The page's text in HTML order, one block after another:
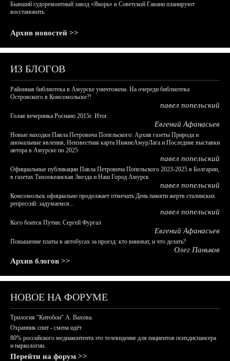
Бывший судоремонтный завод «Якорь» в Советской Гавани планируют
восстановить
Архив новостей >>
ИЗ БЛОГОВ
Районная библиотека в Амурске уничтожена. На очереди библиотека
Островского в Комсомольске?!
павел попельский
Голая вечеринка Роснано 2015г. Итог.
Евгений Афанасьев
Новые находки Павла Петровича Попельского: Архив газеты Природа и
аномальные явления, Неизвестная карта НижнеАмурЛага и Последние выставки
автора в Амурске по 2025
павел попельский
Официальные публикации Павла Петровича Попельского 2023-2025 в Болгарии,
в газетах Тихоокеанская Звезда и Наш Город Амурск
павел попельский
Комсомольск официально продолжает отмечать День памяти жертв сталинских
репрессий: задумаемся...
павел попельский
Кого боится Путин: Сергей Фургал
Евгений Афанасьев
Повышение платы в автобусах за проезд: кто виноват, и что делать?
Олег Паньков
Архив блогов >>
НОВОЕ НА ФОРУМЕ
Трилогия "Китобои" А. Вахова.
Охранник спит - смена идёт
80% российского медиаконтента это телевидение для пациентов психдиспансера
и наркологии.
Перейти на форум >>